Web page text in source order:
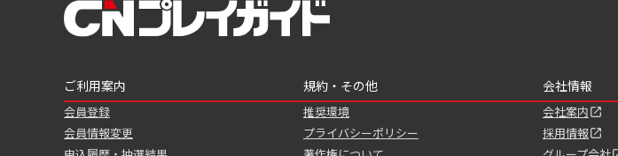
ご利用案内
会員登録
会員情報変更
規約・その他
推奨環境
プライバシーポリシー
会社情報
会社案内
採用情報